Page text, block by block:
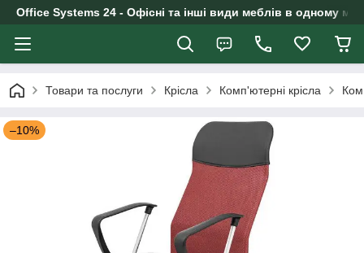
Office Systems 24 - Офісні та інші види меблів в одному
Товари та послуги Крісла Комп'ютерні крісла
–10%